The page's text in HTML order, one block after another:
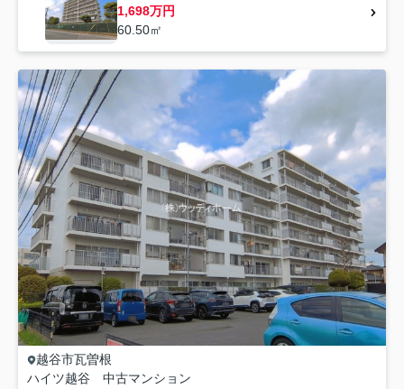
1,698万円
60.50㎡
越谷市瓦曽根
ハイツ越谷 中古マンション